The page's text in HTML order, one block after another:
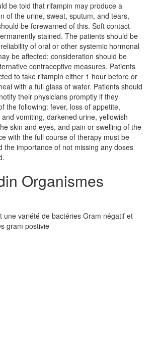
be told that rifampin may produce a
of the urine, sweat, sputum, and tears,
be forewarned of this. Soft contact
stained. The patients should be
of oral or other systemic hormonal
be affected; consideration should be
contraceptive measures. Patients
to take rifampin either 1 hour before or
with a full glass of water. Patients should
their physicians promptly if they
the following: fever, loss of appetite,
vomiting, darkened urine, yellowish
skin and eyes, and pain or swelling of the
with the full course of therapy must be
the importance of not missing any doses
Organismes
une variété de bactéries Gram négatif et
gram postivie